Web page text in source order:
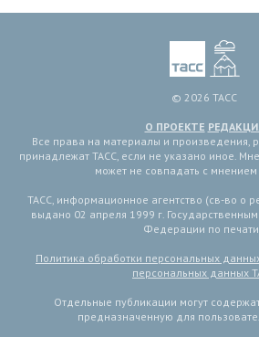
© 2026 ТАСС
О ПРОЕКТЕ
Все права на материалы и произведения,
принадлежат ТАСС, если не указано иное.
может не совпадать с мнением
ТАСС, информационное агентство (св-во о
выдано 02 апреля 1999 г.
Федерации по
Политика обработки персональных
персональных данных
Отдельные публикации могут
предназначенную для